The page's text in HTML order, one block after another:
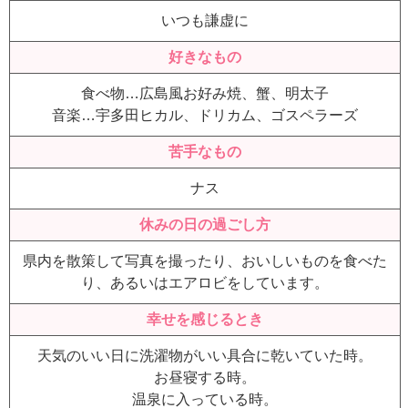
いつも謙虚に
好きなもの
食べ物…広島風お好み焼、蟹、明太子
音楽…宇多田ヒカル、ドリカム、ゴスペラーズ
苦手なもの
ナス
休みの日の過ごし方
県内を散策して写真を撮ったり、おいしいものを食べた
り、あるいはエアロビをしています。
幸せを感じるとき
天気のいい日に洗濯物がいい具合に乾いていた時。
お昼寝する時。
温泉に入っている時。